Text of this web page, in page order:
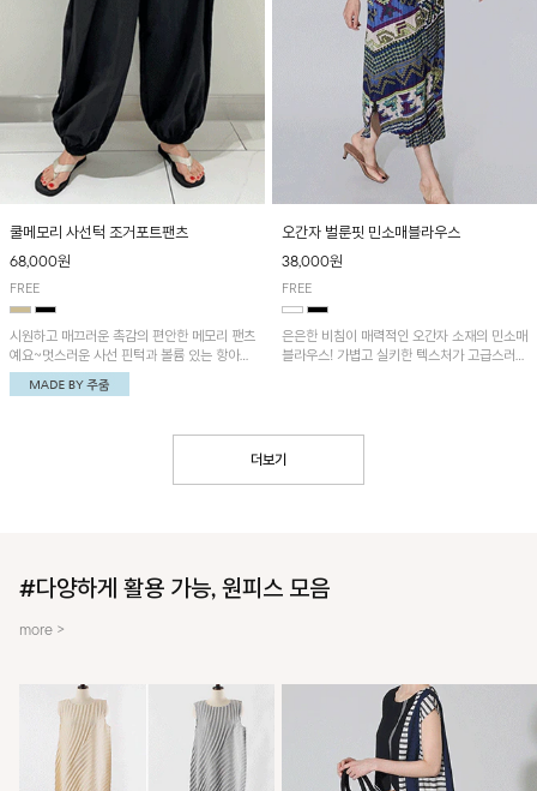
쿨메모리 사선턱 조거포트팬츠
68,000원
FREE
시원하고 매끄러운 촉감의 편안한 메모리 팬츠
예요~멋스러운 사선 핀턱과 볼륨 있는 항아리
핏이 유니크한 아이템!
오간자 벌룬핏 민소매블라우스
38,000원
FREE
은은한 비침이 매력적인 오간자 소재의 민소매
블라우스! 가볍고 실키한 텍스처가 고급스러운
더보기
#다양하게 활용 가능, 원피스 모음
more >